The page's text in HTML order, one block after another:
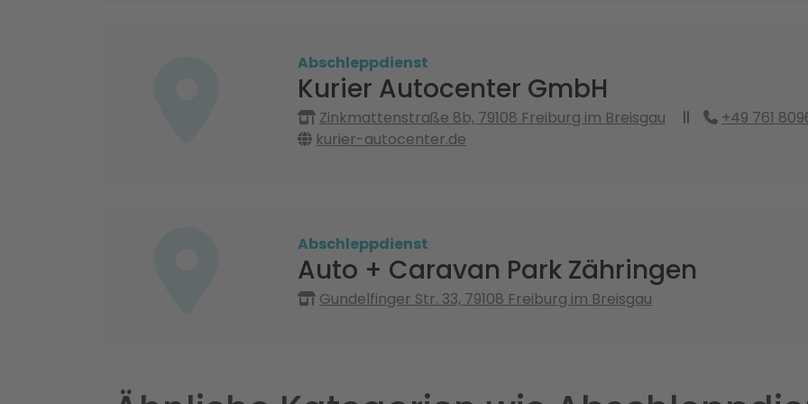
Abschleppdienst
Kurier Autocenter GmbH
Zinkmattenstraße 8b, 79108 Freiburg im Breisgau
+49 761
kurier-autocenter.de
Abschleppdienst
Auto + Caravan Park Zähringen
Gundelfinger Str. 33, 79108 Freiburg im Breisgau